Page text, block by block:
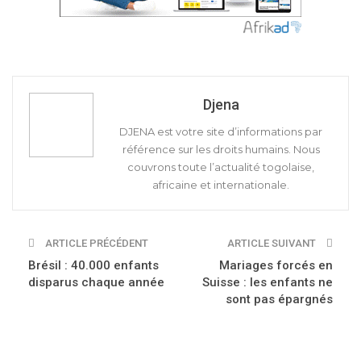
Djena
DJENA est votre site d’informations par
référence sur les droits humains. Nous
couvrons toute l’actualité togolaise,
africaine et internationale.
ARTICLE PRÉCÉDENT
Brésil : 40.000 enfants
disparus chaque année
ARTICLE SUIVANT
Mariages forcés en
Suisse : les enfants ne
sont pas épargnés